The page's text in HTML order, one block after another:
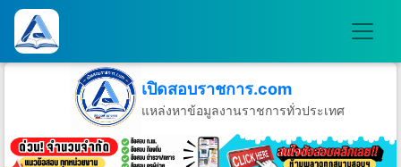
เปิดสอบราชการ.com
แหล่งหาข้อมูลงานราชการทั่วประเทศ
วันเสาร์ที่ 8 เดือนสิงหาคม พ.ศ.2569